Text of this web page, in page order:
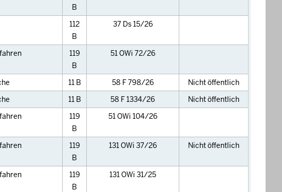
B
112
B
37 Ds 15/26
119
B
51 OWi 72/26
11 B 58 F 798/26
Nicht öffentlich
11 B 58 F 1334/26
Nicht öffentlich
119
B
51 OWi 104/26
119
B
131 OWi 37/26 Nicht öffentlich
119
B
131 OWi 31/25